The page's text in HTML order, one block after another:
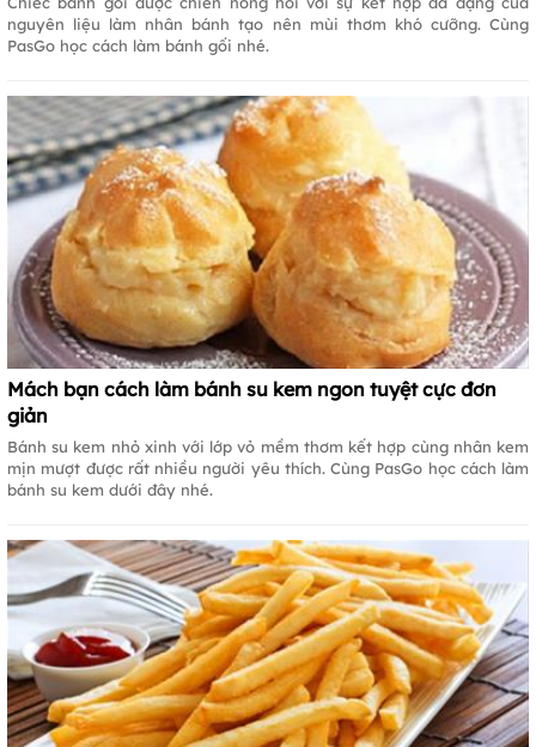
nguyên liệu làm nhân bánh tạo nên mùi thơm khó cưỡng. Cùng
PasGo học cách làm bánh gối nhé.
Mách bạn cách làm bánh su kem ngon tuyệt cực đơn
giản
Bánh su kem nhỏ xinh với lớp vỏ mềm thơm kết hợp cùng nhân kem
mịn mượt được rất nhiều người yêu thích. Cùng PasGo học cách làm
bánh su kem dưới đây nhé.